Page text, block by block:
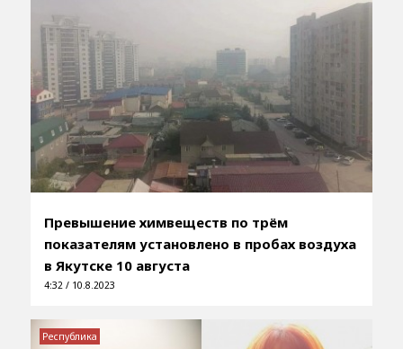
Превышение химвеществ по трём
показателям установлено в пробах воздуха
в Якутске 10 августа
4:32 / 10.8.2023
Республика